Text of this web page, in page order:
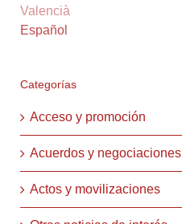
Valencià
Español
Categorías
Acceso y promoción
Acuerdos y negociaciones
Actos y movilizaciones